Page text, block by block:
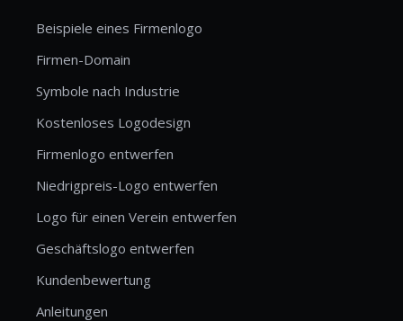
Beispiele eines Firmenlogo
Firmen-Domain
Symbole nach Industrie
Kostenloses Logodesign
Firmenlogo entwerfen
Niedrigpreis-Logo entwerfen
Logo für einen Verein entwerfen
Geschäftslogo entwerfen
Kundenbewertung
Anleitungen